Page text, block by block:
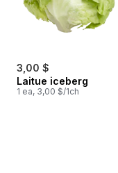
3,00 $
Laitue iceberg
1 ea, 3,00 $/1ch